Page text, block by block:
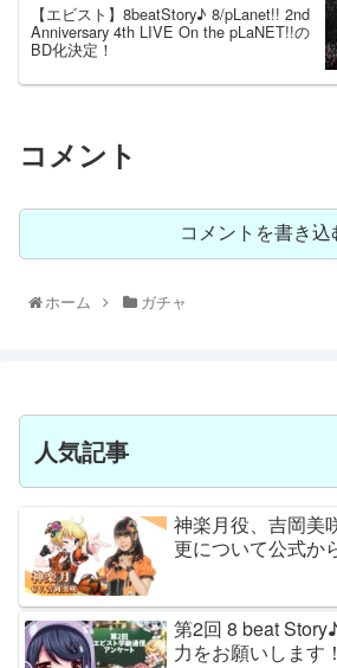
【エビスト】8beatStory♪ 8/pLanet!! 2nd
Anniversary 4th LIVE On the pLaNET!!の
BD化決定！
コメント
コメントを書き込
ホーム ガチャ
人気記事
神楽月役、吉岡美
更について公式か
第2回 8 beat
力をお願いします！